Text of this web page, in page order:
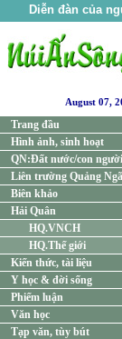
Diễn đàn của
August 07,
Trang đầu
Hình ảnh, sinh hoạt
QN:Đất nước/con người
Liên trường Quảng
Biên khảo
Hải Quân
HQ.VNCH
HQ.Thế giới
Kiến thức, tài liệu
Y học & đời sống
Phiếm luận
Văn học
Tạp văn, tùy bút